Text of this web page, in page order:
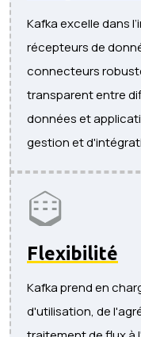
Kafka excelle dans
récepteurs de
connecteurs
transparent entre
données et
gestion et
Flexibilité
Kafka prend en
d'utilisation, de